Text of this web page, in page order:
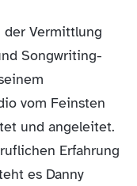
der Vermittlung
Songwriting-
vom Feinsten
und angeleitet.
Erfahrung
es Danny